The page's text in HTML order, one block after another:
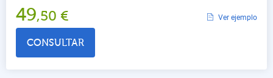
49,50 € Ver ejemplo
CONSULTAR